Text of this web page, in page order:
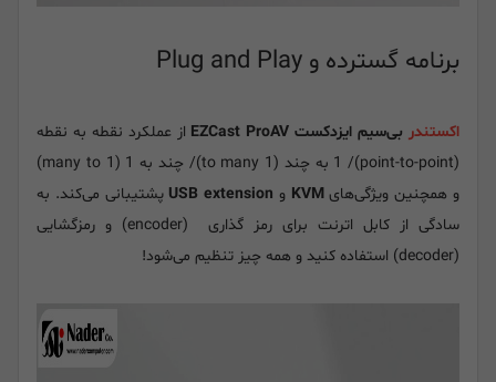
برنامه گسترده و Plug and Play
اکستندربی‌سیم ایزدکست EZCast ProAV
از عملکرد نقطه به نقطه
(point-to-point)/ 1 به چند (1 to many)/ چند به 1 (many to 1)
و همچنین ویژگی‌هایKVM و USB extension پشتیبانی می‌کند. به
سادگی از کابل اترنت برای رمز گذاری (encoder) و رمزگشایی
(decoder) استفاده کنید و همه چیز تنظیم می‌شود!